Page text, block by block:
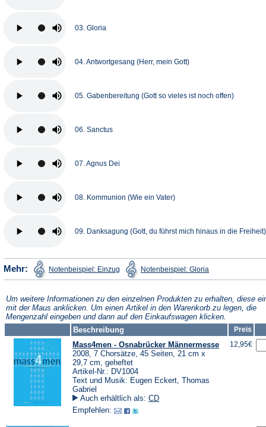
03. Gloria
04. Antwortgesang (Herr, mein Gott)
05. Gabenbereitung (Gott so vieles ist noch offen)
06. Sanctus
07. Agnus Dei
08. Kommunion (Wie ein Vater)
09. Danksagung (Gott, du führst mich hinaus in die Freiheit)
Mehr: Notenbeispiel: Einzug
(Öffnet
einem
Tab)
Notenbeispiel: Gloriain
einem
Tab)
Um weitere Informationen zu den einzelnen Produkten zu erhalten, diese
mit der Maus anklicken. Um einen Artikel in den Warenkorb zu legen, die
Mengenzahl eingeben und dann auf den Einkaufswagen klicken.
Beschreibung
Preis
Mass4men - Osnabrücker Männermesse
2008, 7 Chorsätze, 45 Seiten, 21 cm x
29,7 cm, geheftet
Artikel-Nr.: DV1004
Text und Musik: Eugen Eckert, Thomas
Gabriel
Auch erhältlich als: CD
Empfehlen:
12,95€